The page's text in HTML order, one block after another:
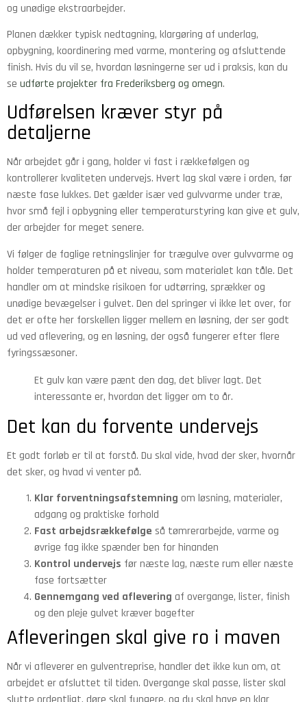
og unødige ekstraarbejder.
Planen dækker typisk nedtagning, klargøring af underlag,
opbygning, koordinering med varme, montering og afsluttende
finish. Hvis du vil se, hvordan løsningerne ser ud i praksis, kan du
se udførte projekter fra Frederiksberg og omegn.
Udførelsen kræver styr på
detaljerne
Når arbejdet går i gang, holder vi fast i rækkefølgen og
kontrollerer kvaliteten undervejs. Hvert lag skal være i orden, før
næste fase lukkes. Det gælder især ved gulvvarme under træ,
hvor små fejl i opbygning eller temperaturstyring kan give et gulv,
der arbejder for meget senere.
Vi følger de faglige retningslinjer for trægulve over gulvvarme og
holder temperaturen på et niveau, som materialet kan tåle. Det
handler om at mindske risikoen for udtørring, sprækker og
unødige bevægelser i gulvet. Den del springer vi ikke let over, for
det er ofte her forskellen ligger mellem en løsning, der ser godt
ud ved aflevering, og en løsning, der også fungerer efter flere
fyringssæsoner.
Et gulv kan være pænt den dag, det bliver lagt. Det
interessante er, hvordan det ligger om to år.
Det kan du forvente undervejs
Et godt forløb er til at forstå. Du skal vide, hvad der sker, hvornår
det sker, og hvad vi venter på.
Klar forventningsafstemning om løsning, materialer,
adgang og praktiske forhold
Fast arbejdsrækkefølge så tømrerarbejde, varme og
øvrige fag ikke spænder ben for hinanden
Kontrol undervejs før næste lag, næste rum eller næste
fase fortsætter
Gennemgang ved aflevering af overgange, lister, finish
og den pleje gulvet kræver bagefter
Afleveringen skal give ro i maven
Når vi afleverer en gulventreprise, handler det ikke kun om, at
arbejdet er afsluttet til tiden. Overgange skal passe, lister skal